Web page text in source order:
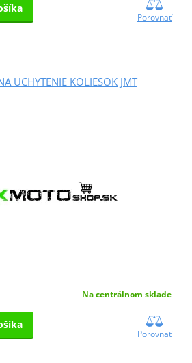
Porovnať
UCHYTENIE KOLIESOK JMT
Na centrálnom sklade
Porovnať